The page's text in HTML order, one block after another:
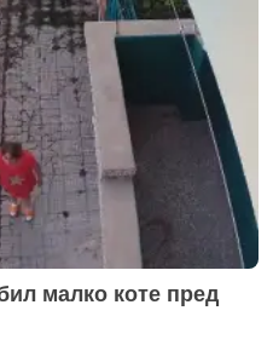
малко коте пред